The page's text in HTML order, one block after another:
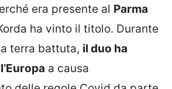
era presente al Parma
ha vinto il titolo. Durante
terra battuta, il duo ha
a causa